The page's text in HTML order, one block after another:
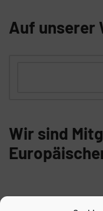
Auf unserer
Wir sind